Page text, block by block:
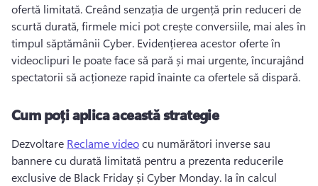
ofertă limitată. Creând senzația de urgență prin reduceri de
scurtă durată, firmele mici pot crește conversiile, mai ales în
timpul săptămânii Cyber. Evidențierea acestor oferte în
videoclipuri le poate face să pară și mai urgente, încurajând
spectatorii să acționeze rapid înainte ca ofertele să dispară.
Cum poți aplica această strategie
Dezvoltare Reclame video cu numărători inverse sau
bannere cu durată limitată pentru a prezenta reducerile
exclusive de Black Friday și Cyber Monday. Ia în calcul